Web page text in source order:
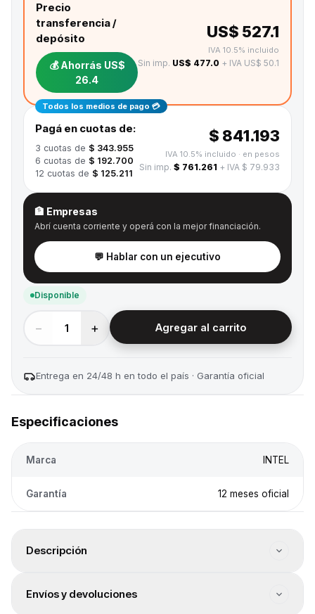
Precio
transferencia /
depósito
💰 Ahorrás US$
26.4
US$ 527.1
IVA 10.5% incluido
Sin imp. US$ 477.0 + IVA US$ 50.1
Todos los medios de pago 💳
Pagá en cuotas de:
3 cuotas de $ 343.955
6 cuotas de $ 192.700
12 cuotas de $ 125.211
$ 841.193
IVA 10.5% incluido · en pesos
Sin imp. $ 761.261 + IVA $ 79.933
🏦 Empresas
Abrí cuenta corriente y operá con la mejor financiación.
💬 Hablar con un ejecutivo
Disponible
− 1 + Agregar al carrito
Entrega en 24/48 h en todo el país · Garantía oficial
Especificaciones
Marca INTEL
Garantía 12 meses oficial
Descripción
Socket: LGA1700. Núcleos totales: 20. Hilos totales: 28.
Envíos y devoluciones